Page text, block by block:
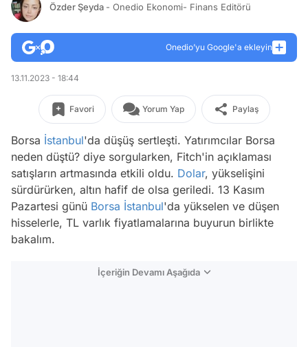
Özder Şeyda - Onedio Ekonomi- Finans Editörü
Onedio’yu Google'a ekleyin
13.11.2023 - 18:44
Favori Yorum Yap Paylaş
Borsa İstanbul'da düşüş sertleşti. Yatırımcılar Borsa
neden düştü? diye sorgularken, Fitch'in açıklaması
satışların artmasında etkili oldu. Dolar, yükselişini
sürdürürken, altın hafif de olsa geriledi. 13 Kasım
Pazartesi günü Borsa İstanbul'da yükselen ve düşen
hisselerle, TL varlık fiyatlamalarına buyurun birlikte
bakalım.
İçeriğin Devamı Aşağıda